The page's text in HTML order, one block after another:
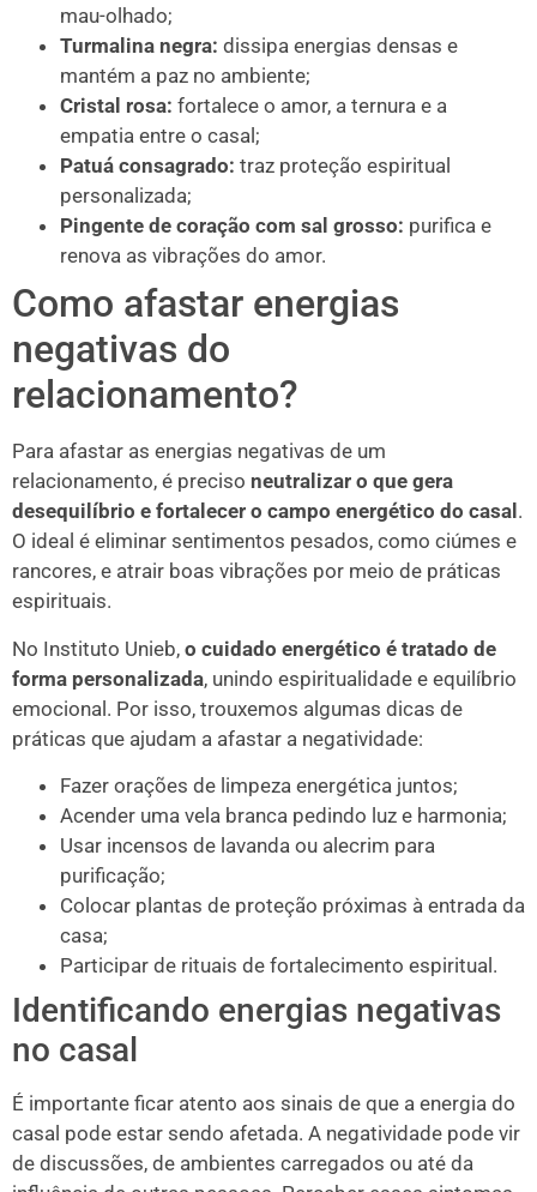
mau-olhado;
Turmalina negra: dissipa energias densas e
mantém a paz no ambiente;
Cristal rosa: fortalece o amor, a ternura e a
empatia entre o casal;
Patuá consagrado: traz proteção espiritual
personalizada;
Pingente de coração com sal grosso: purifica e
renova as vibrações do amor.
Como afastar energias
negativas do
relacionamento?
Para afastar as energias negativas de um
relacionamento, é preciso neutralizar o que gera
desequilíbrio e fortalecer o campo energético do casal .
O ideal é eliminar sentimentos pesados, como ciúmes e
rancores, e atrair boas vibrações por meio de práticas
espirituais.
No Instituto Unieb, o cuidado energético é tratado de
forma personalizada, unindo espiritualidade e equilíbrio
emocional. Por isso, trouxemos algumas dicas de
práticas que ajudam a afastar a negatividade:
Fazer orações de limpeza energética juntos;
Acender uma vela branca pedindo luz e harmonia;
Usar incensos de lavanda ou alecrim para
purificação;
Colocar plantas de proteção próximas à entrada da
casa;
Participar de rituais de fortalecimento espiritual.
Identificando energias negativas
no casal
É importante ficar atento aos sinais de que a energia do
casal pode estar sendo afetada. A negatividade pode vir
de discussões, de ambientes carregados ou até da